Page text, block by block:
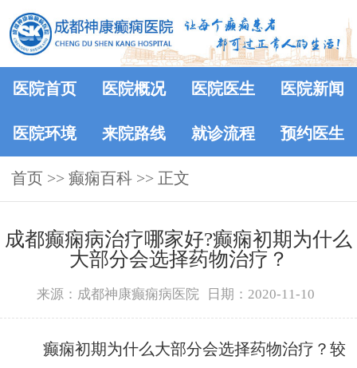
医院首页 医院概况 医院医生 医院新闻
医院环境 来院路线 就诊流程 预约医生
首页 >> 癫痫百科 >> 正文
成都癫痫病治疗哪家好?癫痫初期为什么
大部分会选择药物治疗？
来源：成都神康癫痫病医院 日期：2020-11-10
癫痫初期为什么大部分会选择药物治疗？较